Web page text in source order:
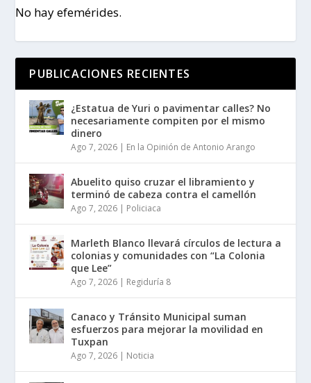
No hay efemérides.
PUBLICACIONES RECIENTES
¿Estatua de Yuri o pavimentar calles? No
necesariamente compiten por el mismo
dinero
Ago 7, 2026 | En la Opinión de Antonio Arango
Abuelito quiso cruzar el libramiento y
terminó de cabeza contra el camellón
Ago 7, 2026 | Policiaca
Marleth Blanco llevará círculos de lectura a
colonias y comunidades con “La Colonia
que Lee”
Ago 7, 2026 | Regiduría 8
Canaco y Tránsito Municipal suman
esfuerzos para mejorar la movilidad en
Tuxpan
Ago 7, 2026 | Noticia